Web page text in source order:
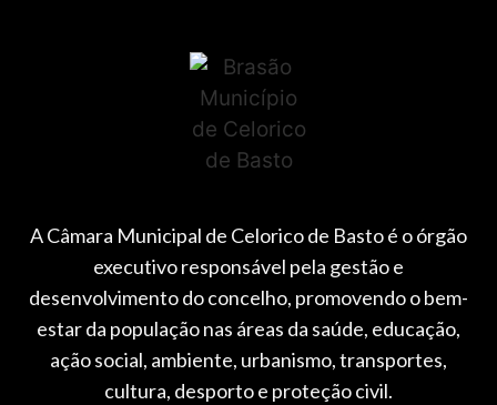
A Câmara Municipal de Celorico de Basto é o órgão
executivo responsável pela gestão e
desenvolvimento do concelho, promovendo o bem-
estar da população nas áreas da saúde, educação,
ação social, ambiente, urbanismo, transportes,
cultura, desporto e proteção civil.